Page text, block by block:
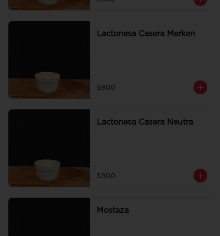
Lactonesa Casera Merken
$900
Lactonesa Casera Neutra
$900
Mostaza